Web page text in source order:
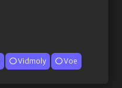
Vidmoly Voe